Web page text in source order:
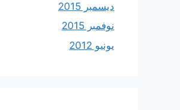
ديسمبر 2015
نوفمبر 2015
يونيو 2012